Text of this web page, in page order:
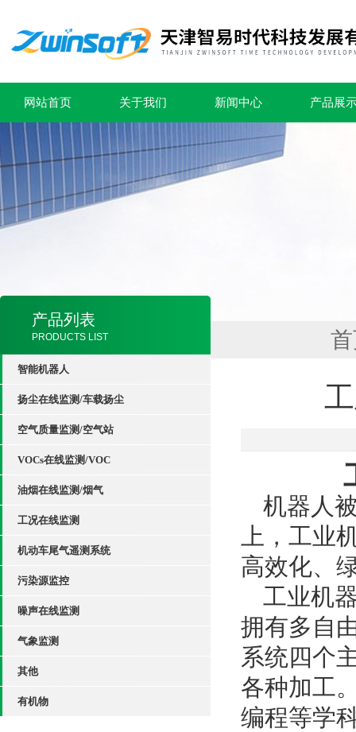
网站首页 关于我们 新闻中心 产品展
产品列表
PRODUCTS LIST
智能机器人
扬尘在线监测/车载扬尘
空气质量监测/空气站
VOCs在线监测/VOC
油烟在线监测/烟气
工况在线监测
机动车尾气遥测系统
污染源监控
噪声在线监测
气象监测
其他
有机物
机器人
上，工业
高效化、
工业机
拥有多自
系统四个
各种加工
编程等学